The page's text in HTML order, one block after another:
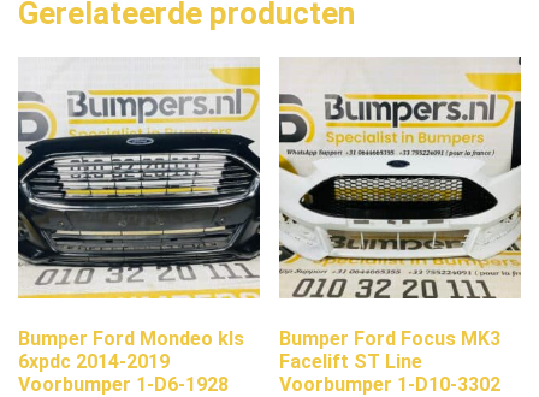
Gerelateerde producten
Bumper Ford Mondeo kls
6xpdc 2014-2019
Voorbumper 1-D6-1928
Bumper Ford Focus MK3
Facelift ST Line
Voorbumper 1-D10-3302